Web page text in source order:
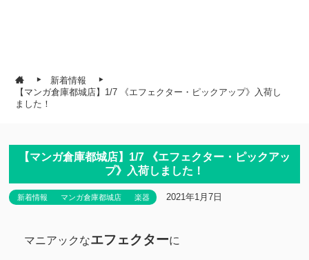
新着情報
【マンガ倉庫都城店】1/7 《エフェクター・ピックアップ》入荷し
ました！
【マンガ倉庫都城店】1/7 《エフェクター・ピックアッ
プ》入荷しました！
新着情報 マンガ倉庫都城店 楽器 2021年1月7日
マニアックなエフェクターに